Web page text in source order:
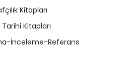
Kitapları
Kitapları
İnceleme-Referans